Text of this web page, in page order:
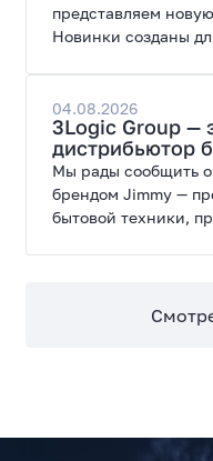
представляем
Новинки созданы
широкие
04.08.2026
3Logic Group —
дистрибьютор
Мы рады сообщить о
брендом Jimmy —
бытовой техники,